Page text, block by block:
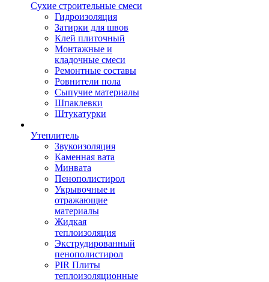
Сухие строительные смеси
Гидроизоляция
Затирки для швов
Клей плиточный
Монтажные и
кладочные смеси
Ремонтные составы
Ровнители пола
Сыпучие материалы
Шпаклевки
Штукатурки
Утеплитель
Звукоизоляция
Каменная вата
Минвата
Пенополистирол
Укрывочные и
отражающие
материалы
Жидкая
теплоизоляция
Экструдированный
пенополистирол
PIR Плиты
теплоизоляционные